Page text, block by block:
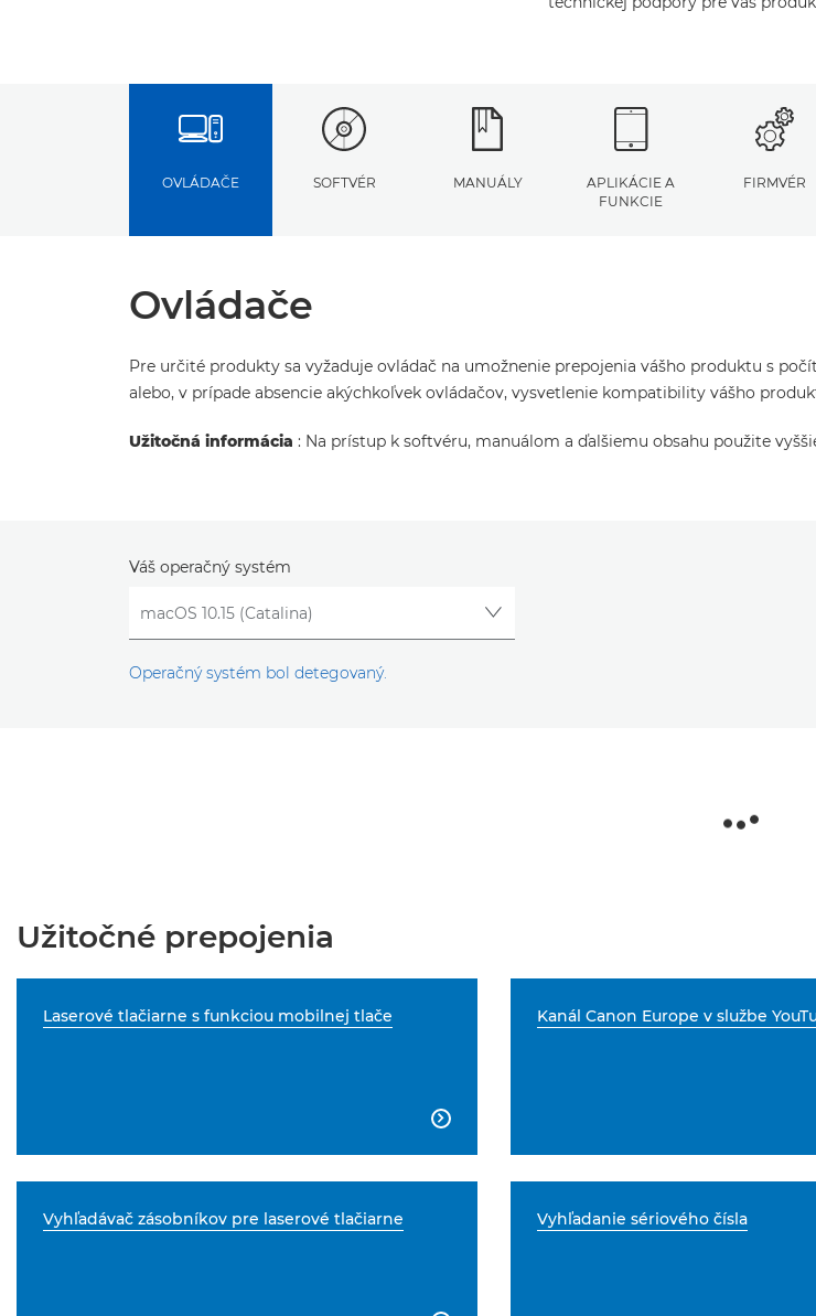
OVLÁDAČE SOFTVÉR MANUÁLY
APLIKÁCIE A
FUNKCIE
FIRMVÉR
Ovládače
Pre určité produkty sa vyžaduje ovládač na umožnenie prepojenia vášho produktu s
alebo, v prípade absencie akýchkoľvek ovládačov, vysvetlenie kompatibility vášho
Užitočná informácia : Na prístup k softvéru, manuálom a ďalšiemu obsahu použite
Váš operačný systém
Operačný systém bol detegovaný.
Užitočné prepojenia
Laserové tlačiarne s funkciou mobilnej tlače

Kanál Canon Europe v službe
Vyhľadávač zásobníkov pre laserové tlačiarne Vyhľadanie sériového čísla